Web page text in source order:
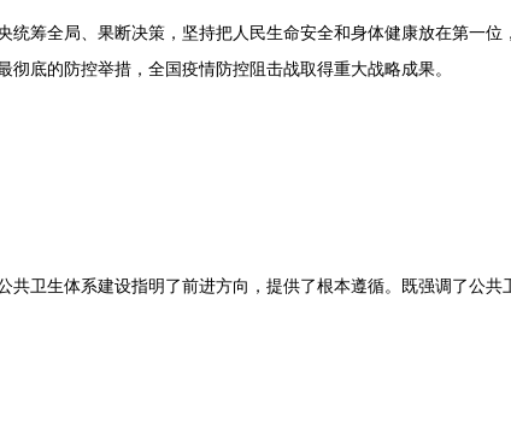
筹全局、果断决策，坚持把人民生命安全和身体健康放在第一位
底的防控举措，全国疫情防控阻击战取得重大战略成果。
卫生体系建设指明了前进方向，提供了根本遵循。既强调了公共